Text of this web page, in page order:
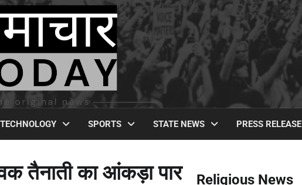
TECHNOLOGY SPORTS STATE NEWS PRESS RELEASE
तैनाती का आंकड़ा पार Religious News